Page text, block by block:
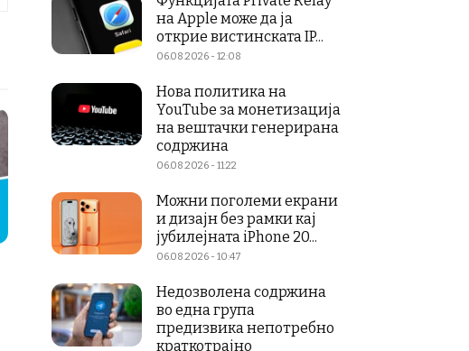
на Apple може да ја
открие вистинската IP...
06.08.2026 - 12:08
Нова политика на
YouTube за монетизација
на вештачки генерирана
содржина
06.08.2026 - 11:22
Можни поголеми екрани
и дизајн без рамки кај
јубилејната iPhone 20...
06.08.2026 - 10:47
Недозволена содржина
во една група
предизвика непотребно
краткотрајно